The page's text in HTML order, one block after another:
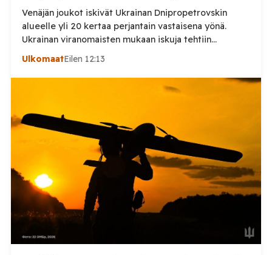
Venäjän joukot iskivät Ukrainan Dnipropetrovskin
alueelle yli 20 kertaa perjantain vastaisena yönä.
Ukrainan viranomaisten mukaan iskuja tehtiin
alueellisen sotilashallinnon johtaja Oleksandr Hanzha
kertoi perjantaiaamuna 7. elokuuta julkaisemassaan
hyökkäsivät yön aikana yli 20 kertaa viidelle alueelle.
Nikopolin alueella iskuja kohdistui Nikopolin
kaupunkiin sekä […]
UlkomaatEilen 12:13